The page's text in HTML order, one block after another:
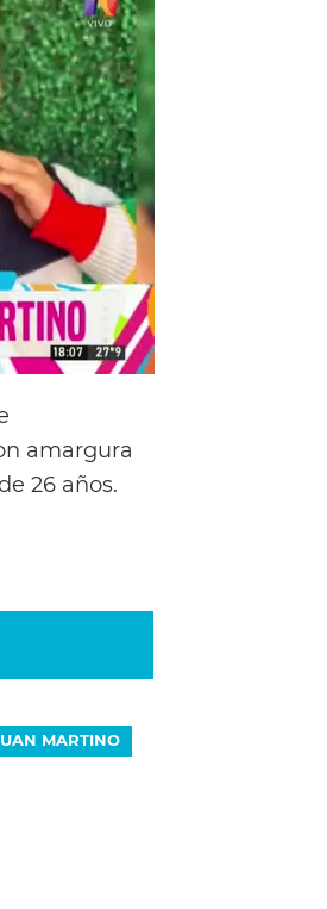
amargura
26 años.
MARTINO